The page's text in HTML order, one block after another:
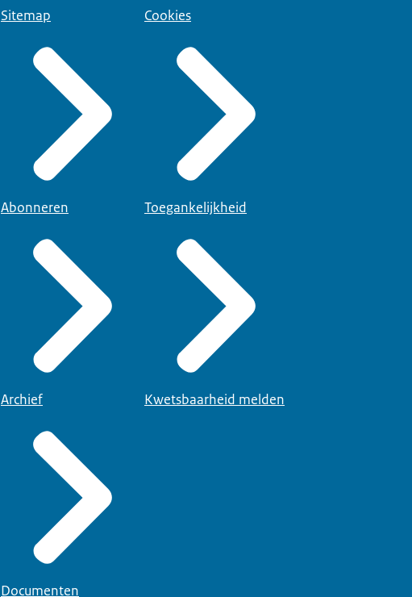
Sitemap
Abonneren
Archief
Documenten
Cookies
Toegankelijkheid
Kwetsbaarheid melden